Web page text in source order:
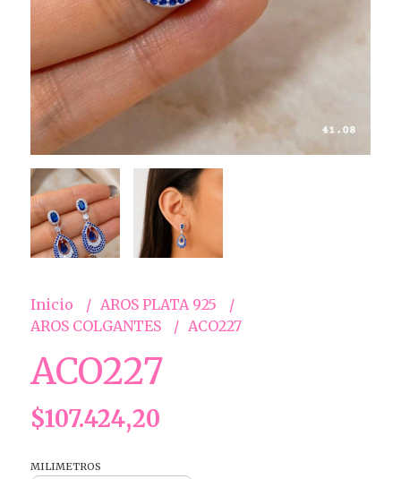
Inicio
AROS PLATA 925
AROS COLGANTES
ACO227
ACO227
$107.424,20
MILIMETROS